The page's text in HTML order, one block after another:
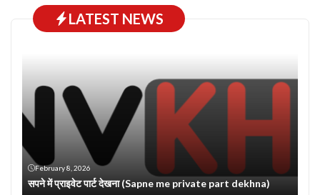
LATEST NEWS
February 8, 2026
सपने में प्राइवेट पार्ट देखना (Sapne me private part dekhna)